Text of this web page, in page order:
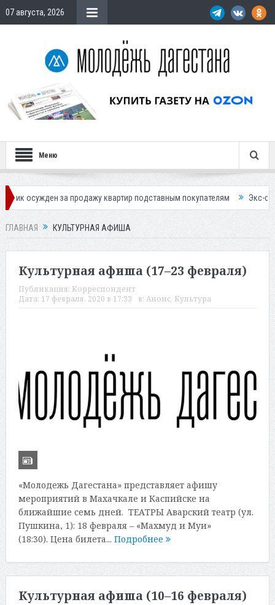
07 августа, 2026
Меню
продажу квартир подставным покупателям Экс-сотрудница
ГЛАВНАЯ КУЛЬТУРНАЯ АФИША
Культурная афиша (17–23 февраля)
Публикация: Корреспондент
Дата: 17 февраля, 2020 в 17:33 в: Анонс, Культура
«Молодежь Дагестана» представляет афишу
мероприятий в Махачкале и Каспийске на
ближайшие семь дней. ТЕАТРЫ Аварский театр (ул.
Пушкина, 1): 18 февраля – «Махмуд и Муи»
(18:30). Цена билета... Подробнее
Культурная афиша (10–16 февраля)